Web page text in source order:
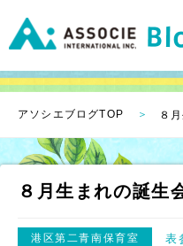
アソシエブログTOP ８
８月生まれの誕生
港区第二青南保育室 表